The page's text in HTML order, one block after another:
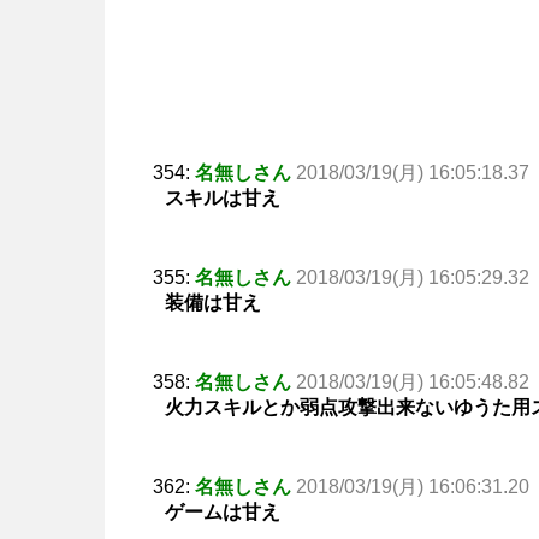
354: 名無しさん 2018/03/19(月) 16:05:18.37
スキルは甘え
355: 名無しさん 2018/03/19(月) 16:05:29.32
装備は甘え
358: 名無しさん 2018/03/19(月) 16:05:48.82
火力スキルとか弱点攻撃出来ないゆうた用
362: 名無しさん 2018/03/19(月) 16:06:31.20
ゲームは甘え